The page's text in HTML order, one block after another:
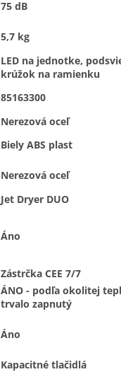
75 dB
5,7 kg
LED na jednotke,
krúžok na ramienku
85163300
Nerezová oceľ
Biely ABS plast
Nerezová oceľ
Jet Dryer DUO
Áno
Zástrčka CEE 7/7
ÁNO - podľa okolitej
trvalo zapnutý
Áno
Kapacitné tlačidlá